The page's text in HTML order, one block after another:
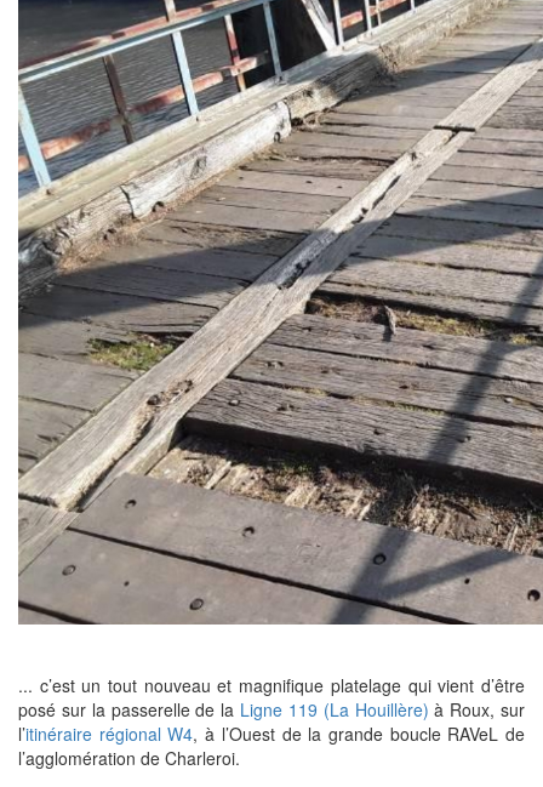
... c’est un tout nouveau et magnifique platelage qui vient d’être
posé sur la passerelle de la Ligne 119 (La Houillère) à Roux, sur
l’itinéraire régional W4, à l’Ouest de la grande boucle RAVeL de
l’agglomération de Charleroi.